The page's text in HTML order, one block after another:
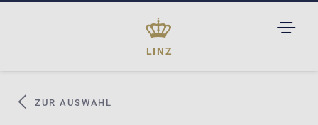
LINZ
ZUR AUSWAHL